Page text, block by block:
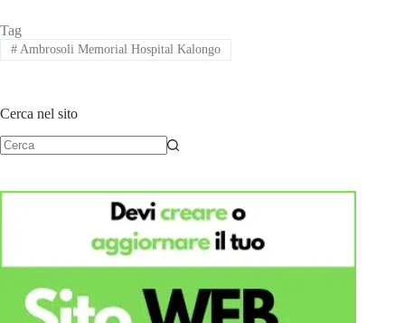
Tag
#Ambrosoli Memorial Hospital Kalongo
Cerca nel sito